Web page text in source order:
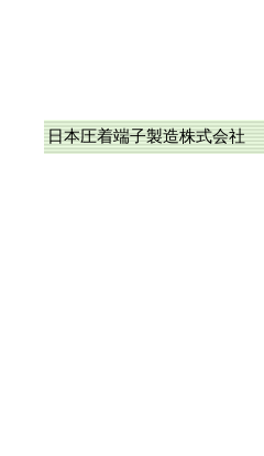
日本圧着端子製造株式会社